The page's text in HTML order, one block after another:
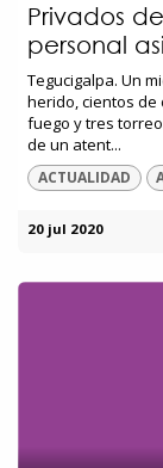
Privados
personal
Tegucigalpa. Un
herido, cientos
fuego y tres
de un atent...
ACTUALIDAD
20 jul 2020